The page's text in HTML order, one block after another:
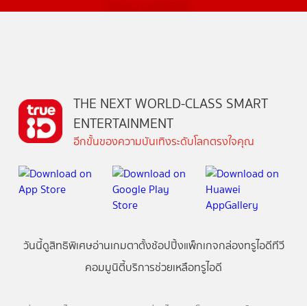
THE NEXT WORLD-CLASS SMART
ENTERTAINMENT
อีกขั้นของความบันเทิงระดับโลกตรงใจคุณ
วันนี้ดูสิทธิพิเศษอ่านเกมตาตั้งช้อปปิ้งแพ็กเกจกล่องทรูไอดีทีวี
คอมมูนิตี้บริการช่วยเหลือทรูไอดี